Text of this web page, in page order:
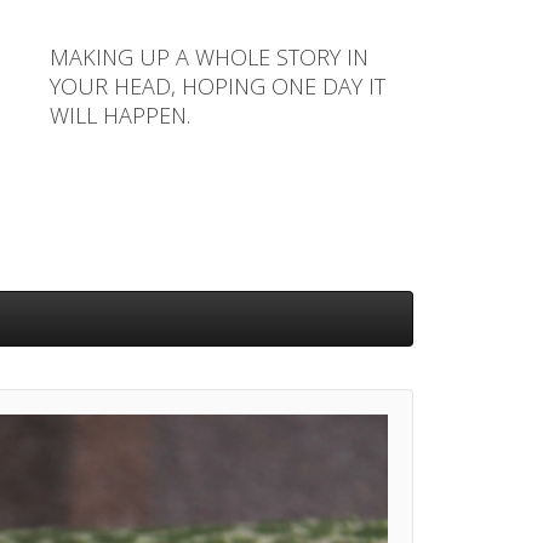
MAKING UP A WHOLE STORY IN
YOUR HEAD, HOPING ONE DAY IT
WILL HAPPEN.